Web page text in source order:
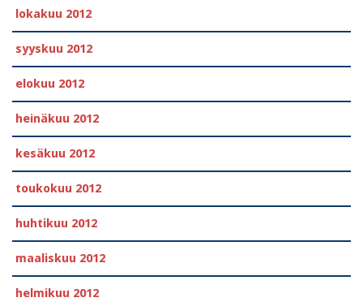
lokakuu 2012
syyskuu 2012
elokuu 2012
heinäkuu 2012
kesäkuu 2012
toukokuu 2012
huhtikuu 2012
maaliskuu 2012
helmikuu 2012